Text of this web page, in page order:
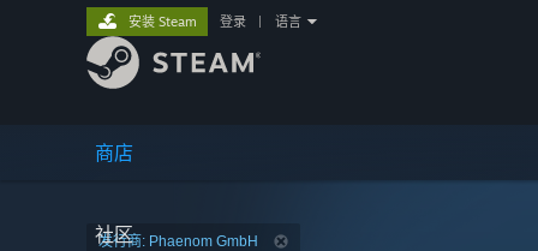
商店
社区
安装 Steam 登录 语言
发行商: Phaenom GmbH